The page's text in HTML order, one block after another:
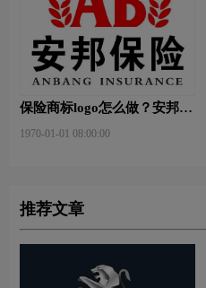
保险商标logo怎么做？安邦保
1970-01-01 08:00:00
推荐文章